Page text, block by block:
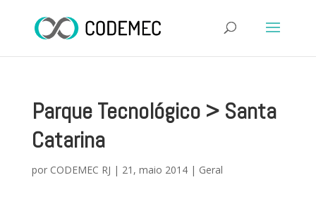
Parque Tecnológico > Santa
Catarina
por CODEMEC RJ | 21, maio 2014| Geral